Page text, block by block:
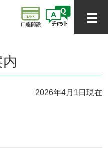
2026年4月1日現在